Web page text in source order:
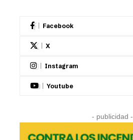
Facebook
X
Instagram
Youtube
- publicidad -